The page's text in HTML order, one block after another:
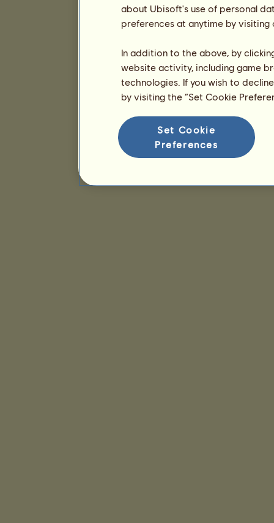
about Ubisoft's use of personal
preferences at anytime by
In addition to the above, by
website activity, including game
technologies. If you wish to
by visiting the “Set Cookie
Set Cookie
Preferences